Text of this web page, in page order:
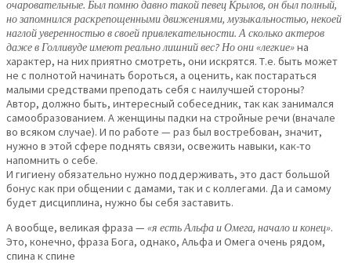
очаровательные. Был помню давно такой певец Крылов, он был полный,
но запомнился раскрепощенными движениями, музыкальностью, некоей
наглой уверенностью в своей привлекательности. А сколько актеров
даже в Голливуде имеют реально лишний вес? Но они «легкие»на
характер, на них приятно смотреть, они искрятся. Т.е. быть может
не с полнотой начинать бороться, а оценить, как постараться
малыми средствами преподать себя с наилучшей стороны?
Автор, должно быть, интересный собеседник, так как занимался
самообразованием. А женщины падки на стройные речи (вначале
во всяком случае). И по работе — раз был востребован, значит,
нужно в этой сфере поднять связи, освежить навыки, как-то
напомнить о себе.
И гигиену обязательно нужно поддерживать, это даст большой
бонус как при общении с дамами, так и с коллегами. Да и самому
будет дисциплина, нужно бы себя заставить.
А вообще, великая фраза — «я есть Альфа и Омега, начало и конец».
Это, конечно, фраза Бога, однако, Альфа и Омега очень рядом,
спина к спине